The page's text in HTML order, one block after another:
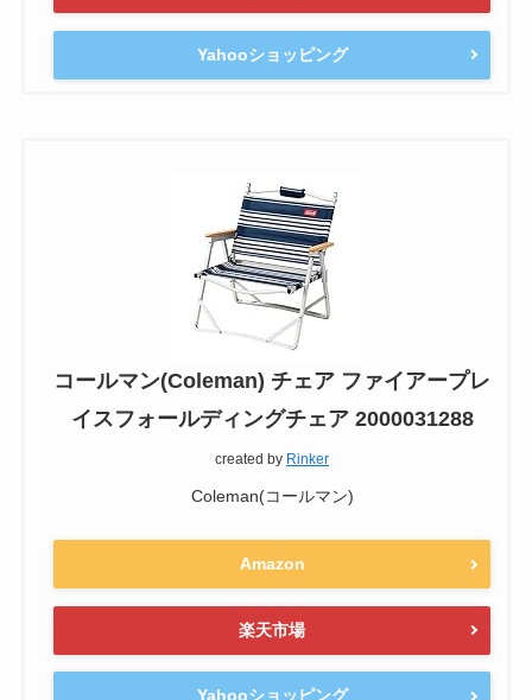
Yahooショッピング
コールマン(Coleman) チェア ファイアープレ
イスフォールディングチェア 2000031288
created by Rinker
Coleman(コールマン)
Amazon
楽天市場
Yahooショッピング